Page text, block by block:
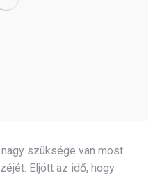
szüksége van most
Eljött az idő, hogy